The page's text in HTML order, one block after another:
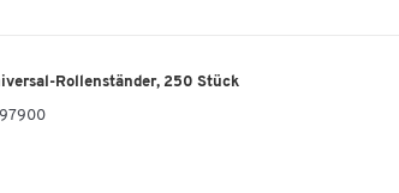
Rollenständer, 250 Stück
97900